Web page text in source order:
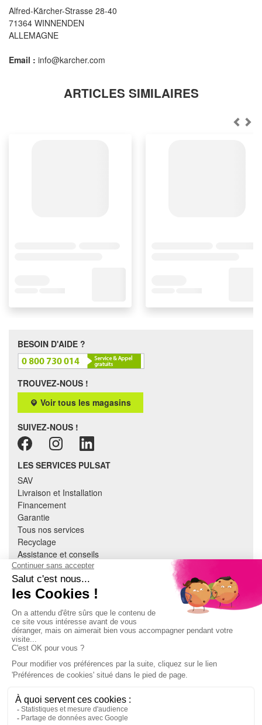
Alfred-Kärcher-Strasse 28-40
71364 WINNENDEN
ALLEMAGNE
Email : info@karcher.com
ARTICLES SIMILAIRES
BESOIN D'AIDE ?
TROUVEZ-NOUS !
Voir tous les magasins
SUIVEZ-NOUS !
LES SERVICES PULSAT
SAV
Livraison et Installation
Financement
Garantie
Tous nos services
Recyclage
Assistance et conseils
Cuisine équipée
Literie
Nous contacter
À PROPOS
CGV
Mentions légales
Données personnelles
Devenir adhérent
EN SAVOIR PLUS
Indice de réparabilité